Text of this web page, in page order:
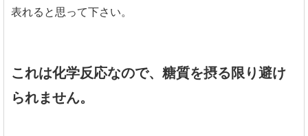
表れると思って下さい。
これは化学反応なので、糖質を摂る限り避け
られません。